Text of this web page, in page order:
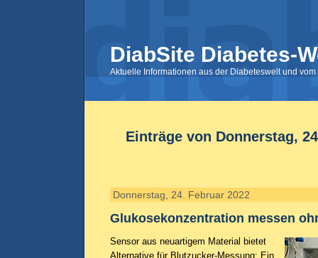
DiabSite Diabetes-
Aktuelle Informationen aus der Diabeteswelt und
Einträge von Donnerstag,
Donnerstag, 24. Februar 2022
Glukosekonzentration messen
Sensor aus neuartigem Material bietet
Alternative für Blutzucker-Messung: Ein